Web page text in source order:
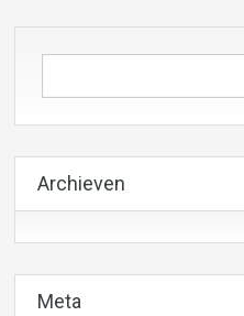
Archieven
Meta